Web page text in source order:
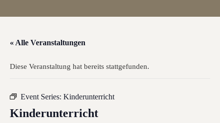
« Alle Veranstaltungen
Diese Veranstaltung hat bereits stattgefunden.
Event Series: Kinderunterricht
Kinderunterricht